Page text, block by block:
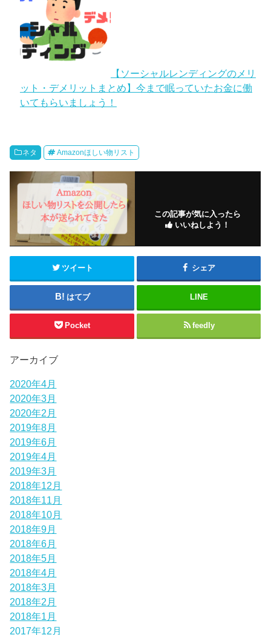
【ソーシャルレンディングのメリ
ット・デメリットまとめ】今まで眠っていたお金に働
いてもらいましょう！
ネタ Amazonほしい物リスト
この記事が気に入ったら
いいねしよう！
ツイート シェア
はてブ LINE
Pocket feedly
アーカイブ
2020年4月
2020年3月
2020年2月
2019年8月
2019年6月
2019年4月
2019年3月
2018年12月
2018年11月
2018年10月
2018年9月
2018年6月
2018年5月
2018年4月
2018年3月
2018年2月
2018年1月
2017年12月